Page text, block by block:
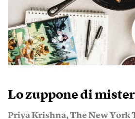
Lo zuppone di
Priya Krishna,The New York